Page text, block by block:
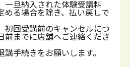
一旦納入された体験受講料
める場合を除き、払い戻しで
初回受講前のキャンセルにつ
前までに店舗へご連絡くださ
手続きをお願いします。